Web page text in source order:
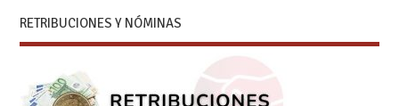
RETRIBUCIONES Y NÓMINAS